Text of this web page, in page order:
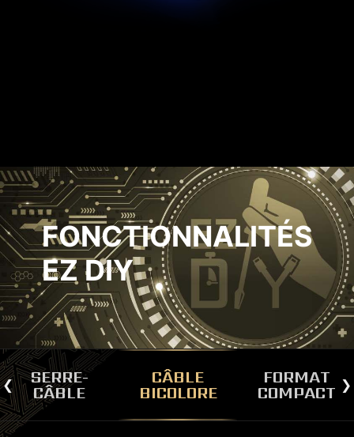
FONCTIONNALITÉS
EZ DIY
SERRE-
CÂBLE
CÂBLE
BICOLORE
FORMAT
COMPACT